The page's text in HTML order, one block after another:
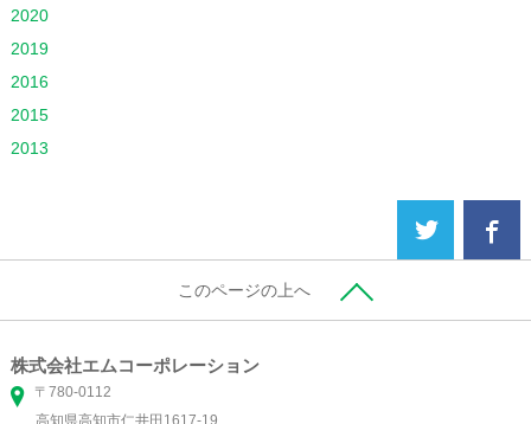
2020
2019
2016
2015
2013
このページの上へ
株式会社エムコーポレーション
〒780-0112
高知県高知市仁井田1617-19